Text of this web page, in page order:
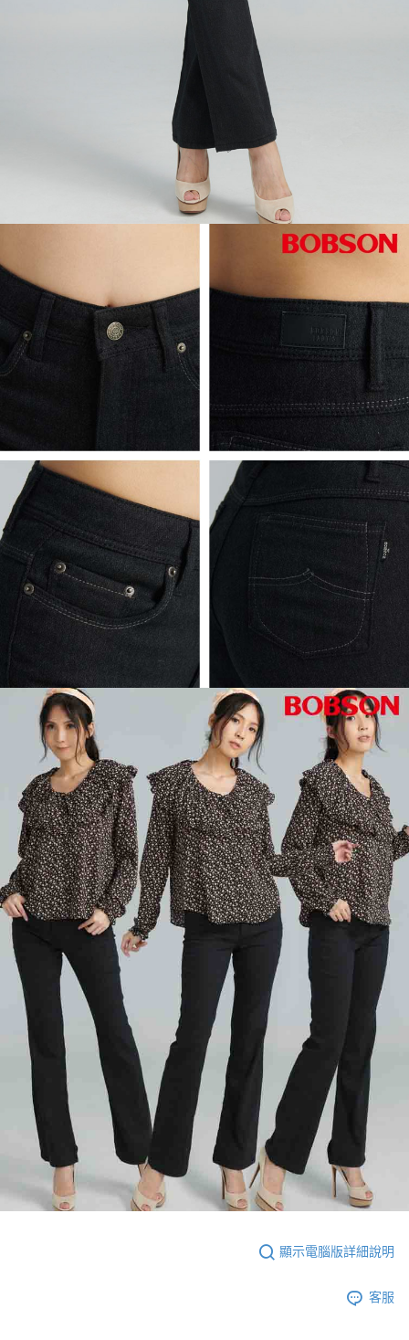
顯示電腦版詳細說明
客服